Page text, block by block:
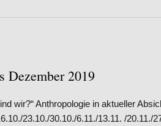
Dezember 2019
wir?“ Anthropologie in aktueller
23.10./30.10./6.11./13.11. /20.11./